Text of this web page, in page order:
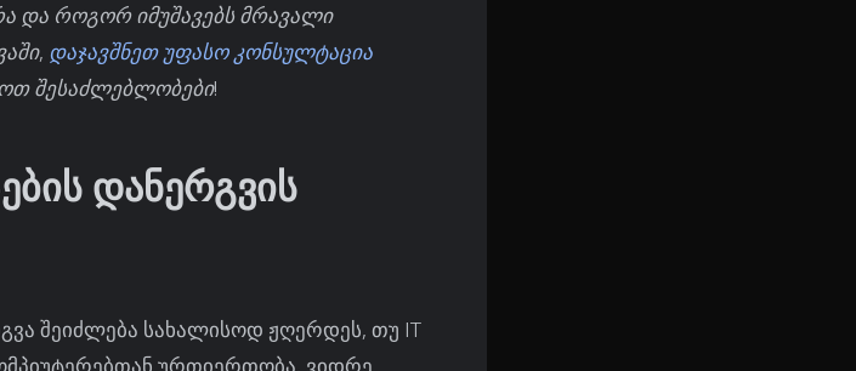
და როგორ იმუშავებს მრავალი
დაჯავშნეთ უფასო კონსულტაცია
შესაძლებლობები!
დანერგვის
შეიძლება სახალისოდ ჟღერდეს, თუ IT